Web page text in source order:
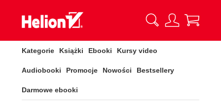
Kategorie Książki Ebooki Kursy video
Audiobooki Promocje Nowości Bestsellery
Darmowe ebooki